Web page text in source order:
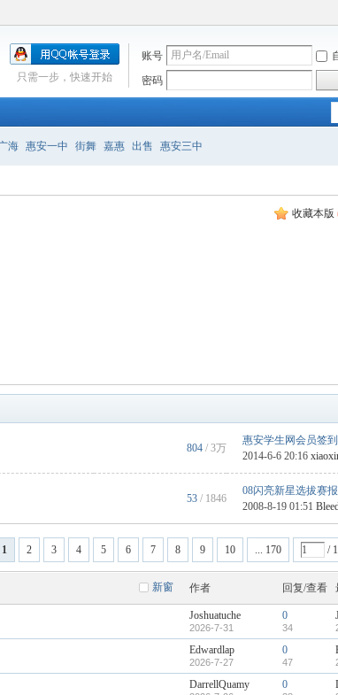
账号
密码
只需一步，快速开始
海 惠安一中 街舞 嘉惠 出售 惠安三中
收藏本版
804 / 3万
惠安学生网会员签
2014-6-6 20:16
53 / 1846
08闪亮新星选拔赛
2008-8-19 01:51
1 2 3 4 5 6 7 8 9 10 ... 170 /
新窗 作者 回复/查看
Joshuatuche
2026-7-31
0
34
Edwardlap
2026-7-27
0
47
DarrellQuamy 0